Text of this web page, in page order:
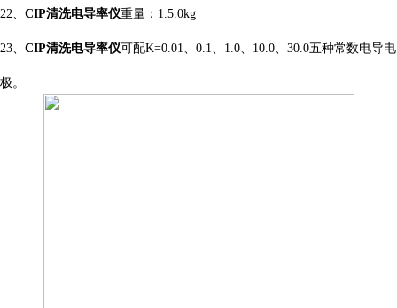
22、 CIP清洗电导率仪重量： 1.5.0kg
23、 CIP清洗电导率仪可配K=0.01、 0.1、 1.0、 10.0、 30.0五种常数电导电
极。